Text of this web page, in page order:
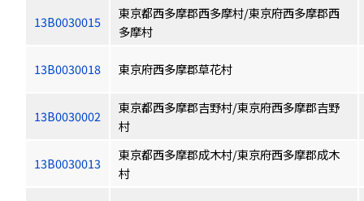
13B0030015
東京都西多摩郡西多摩村/東京府西多摩郡西
多摩村
13B0030018 東京府西多摩郡草花村
13B0030002
東京都西多摩郡吉野村/東京府西多摩郡吉野
村
13B0030013
東京都西多摩郡成木村/東京府西多摩郡成木
村